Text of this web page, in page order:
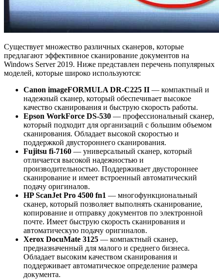
Существует множество различных сканеров, которые
предлагают эффективное сканирование документов на
Windows Server 2019. Ниже представлен перечень популярных
моделей, которые широко используются:
Canon imageFORMULA DR-C225 II — компактный и
надежный сканер, который обеспечивает высокое
качество сканирования и быструю скорость работы.
Epson WorkForce DS-530 — профессиональный сканер,
который подходит для организаций с большим объемом
сканирования. Обладает высокой скоростью и
поддержкой двустороннего сканирования.
Fujitsu fi-7160 — универсальный сканер, который
отличается высокой надежностью и
производительностью. Поддерживает двустороннее
сканирование и имеет встроенный автоматический
подачу оригиналов.
HP ScanJet Pro 4500 fn1 — многофункциональный
сканер, который позволяет выполнять сканирование,
копирование и отправку документов по электронной
почте. Имеет быструю скорость сканирования и
автоматическую подачу оригиналов.
Xerox DocuMate 3125 — компактный сканер,
предназначенный для малого и среднего бизнеса.
Обладает высоким качеством сканирования и
поддерживает автоматическое определение размера
документа.